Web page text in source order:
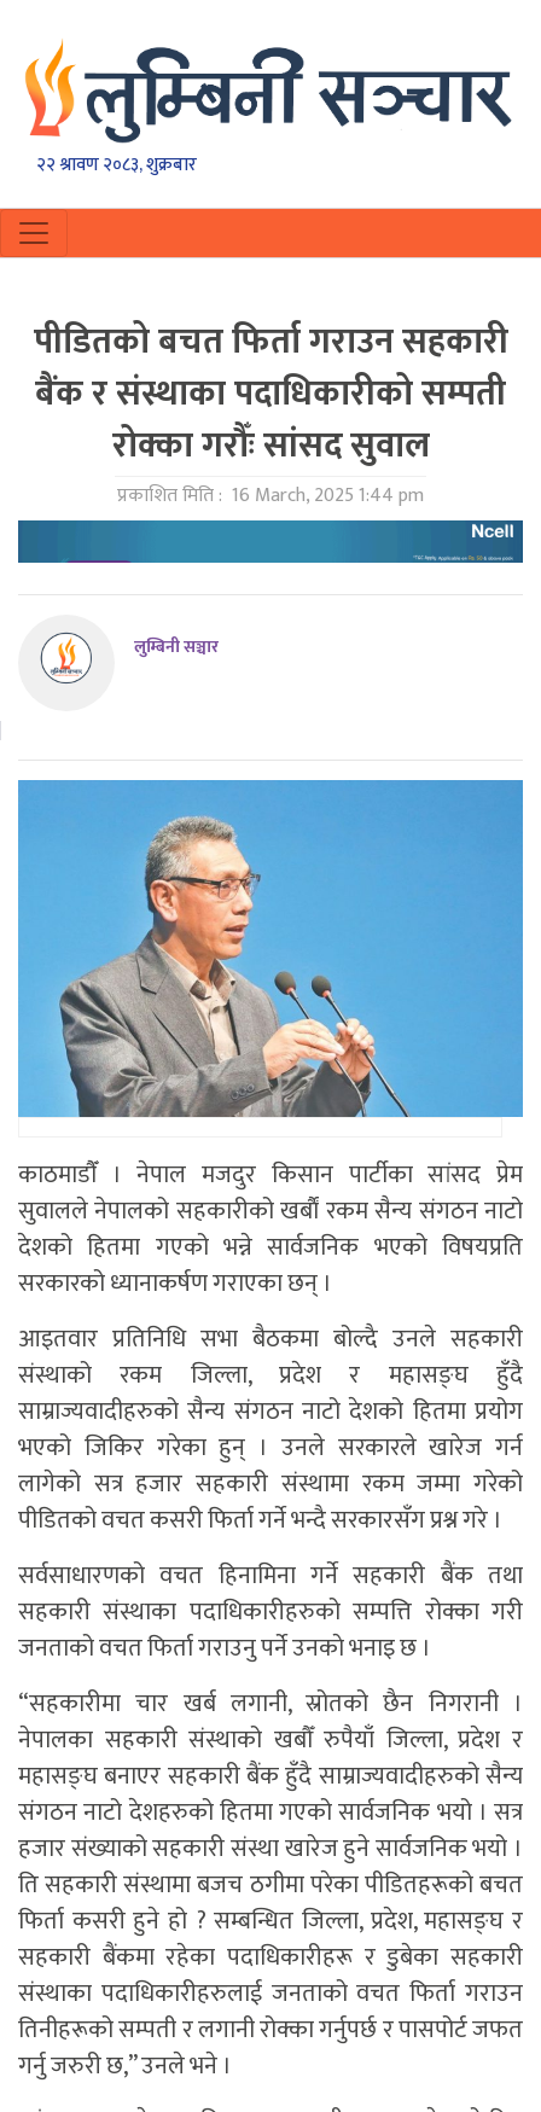
२२ श्रावण २०८३, शुक्रबार
पीडितको बचत फिर्ता गराउन सहकारी
बैंक र संस्थाका पदाधिकारीको सम्पती
रोक्का गरौँः सांसद सुवाल
प्रकाशित मिति : 16 March, 2025 1:44 pm
लुम्बिनी सञ्चार
काठमाडाैँ । नेपाल मजदुर किसान पार्टीका सांसद प्रेम
सुवालले नेपालको सहकारीको खर्बाैं रकम सैन्य संगठन नाटो
देशको हितमा गएको भन्ने सार्वजनिक भएको विषयप्रति
सरकारको ध्यानाकर्षण गराएका छन् ।
आइतवार प्रतिनिधि सभा बैठकमा बोल्दै उनले सहकारी
संस्थाको रकम जिल्ला, प्रदेश र महासङ्घ हुँदै
साम्राज्यवादीहरुको सैन्य संगठन नाटो देशको हितमा प्रयोग
भएको जिकिर गरेका हुन् । उनले सरकारले खारेज गर्न
लागेको सत्र हजार सहकारी संस्थामा रकम जम्मा गरेको
पीडितको वचत कसरी फिर्ता गर्ने भन्दै सरकारसँग प्रश्न गरे ।
सर्वसाधारणको वचत हिनामिना गर्ने सहकारी बैंक तथा
सहकारी संस्थाका पदाधिकारीहरुको सम्पत्ति रोक्का गरी
जनताको वचत फिर्ता गराउनु पर्ने उनकाे भनाइ छ ।
“सहकारीमा चार खर्ब लगानी, स्रोतको छैन निगरानी ।
नेपालका सहकारी संस्थाको खबौँ रुपैयाँ जिल्ला, प्रदेश र
महासङ्घ बनाएर सहकारी बैंक हुँदै साम्राज्यवादीहरुको सैन्य
संगठन नाटो देशहरुको हितमा गएको सार्वजनिक भयो । सत्र
हजार संख्याको सहकारी संस्था खारेज हुने सार्वजनिक भयो ।
ति सहकारी संस्थामा बजच ठगीमा परेका पीडितहरूको बचत
फिर्ता कसरी हुने हो ? सम्बन्धित जिल्ला, प्रदेश, महासङ्घ र
सहकारी बैंकमा रहेका पदाधिकारीहरू र डुबेका सहकारी
संस्थाका पदाधिकारीहरुलाई जनताको वचत फिर्ता गराउन
तिनीहरूको सम्पती र लगानी रोक्का गर्नुपर्छ र पासपोर्ट जफत
गर्नु जरुरी छ,” उनले भने ।